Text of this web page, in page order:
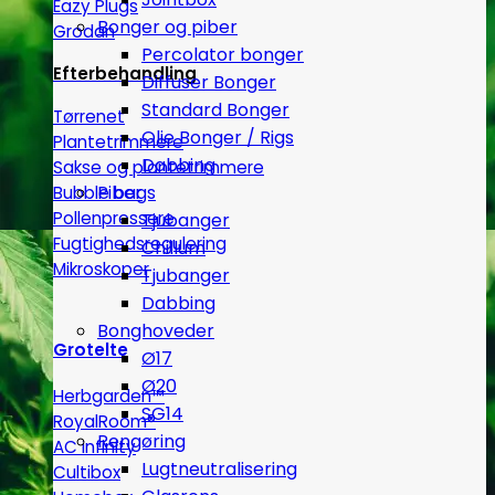
Eazy Plugs
Grodan
Efterbehandling
Tørrenet
Plantetrimmere
Sakse og plantetrimmere
Bubble bags
Pollenpressere
Fugtighedsregulering
Mikroskoper
Grotelte
Herbgarden™
RoyalRoom®
AC infinity
Cultibox
Bonger og piber
Percolator bonger
Diffuser Bonger
Standard Bonger
Olie Bonger / Rigs
Dabbing
Piber
Tjubanger
Chillum
Tjubanger
Dabbing
Bonghoveder
Ø17
Ø20
SG14
Rengøring
Lugtneutralisering